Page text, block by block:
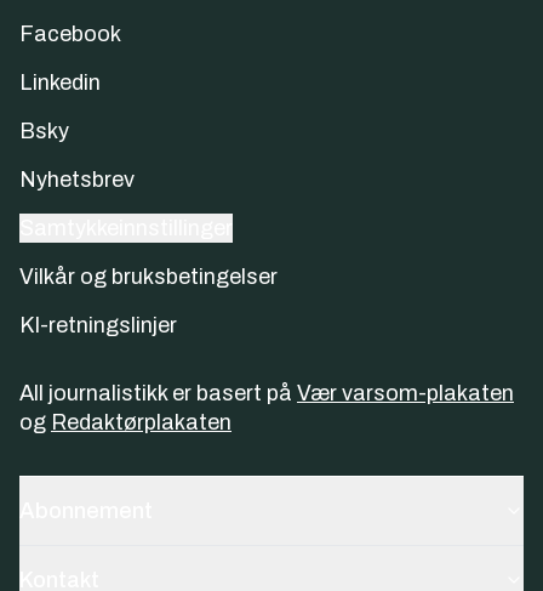
Facebook
Linkedin
Bsky
Nyhetsbrev
Vilkår og bruksbetingelser
KI-retningslinjer
All journalistikk er basert på Vær varsom-plakaten
og Redaktørplakaten